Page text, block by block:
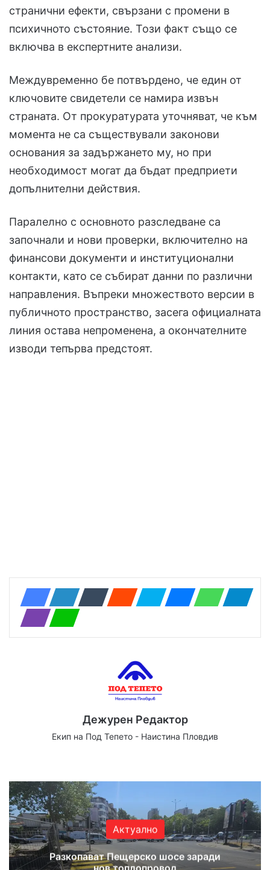
странични ефекти, свързани с промени в
психичното състояние. Този факт също се
включва в експертните анализи.
Междувременно бе потвърдено, че един от
ключовите свидетели се намира извън
страната. От прокуратурата уточняват, че към
момента не са съществували законови
основания за задържането му, но при
необходимост могат да бъдат предприети
допълнителни действия.
Паралелно с основното разследване са
започнали и нови проверки, включително на
финансови документи и институционални
контакти, като се събират данни по различни
направления. Въпреки множеството версии в
публичното пространство, засега официалната
линия остава непроменена, а окончателните
изводи тепърва предстоят.
Дежурен Редактор
Екип на Под Тепето - Наистина Пловдив
Актуално
Разкопават Пещерско шосе заради